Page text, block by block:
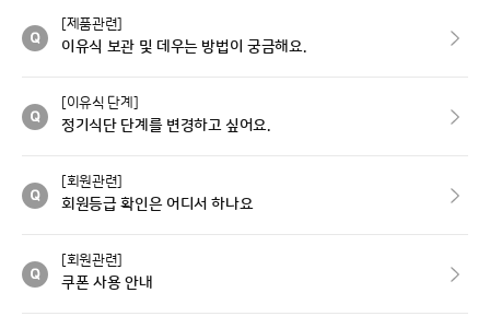
[제품관련]
이유식 보관 및 데우는 방법이 궁금해요.
[이유식 단계]
정기식단 단계를 변경하고 싶어요.
[회원관련]
회원등급 확인은 어디서 하나요
[회원관련]
쿠폰 사용 안내